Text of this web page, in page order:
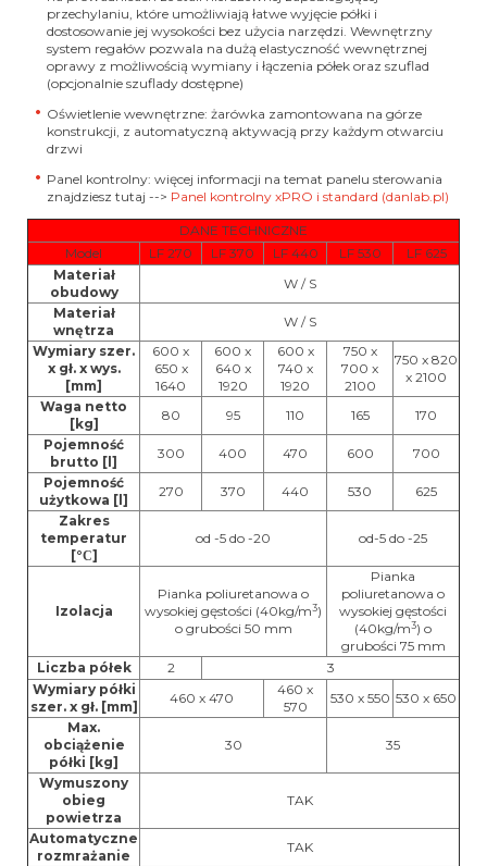
przechylaniu, które umożliwiają łatwe wyjęcie półki i
dostosowanie jej wysokości bez użycia narzędzi. Wewnętrzny
system regałów pozwala na dużą elastyczność wewnętrznej
oprawy z możliwością wymiany i łączenia półek oraz szuflad
(opcjonalnie szuflady dostępne)
Oświetlenie wewnętrzne: żarówka zamontowana na górze
konstrukcji, z automatyczną aktywacją przy każdym otwarciu
drzwi
Panel kontrolny: więcej informacji na temat panelu sterowania
znajdziesz tutaj --> Panel kontrolny xPRO i standard (danlab.pl)
DANE TECHNICZNE
Model
LF 270 LF 370 LF 440 LF 530
LF 625
Materiał
obudowy
W / S
Materiał
wnętrza
W / S
Wymiary szer.
x gł. x wys.
[mm]
600 x
650 x
1640
600 x
640 x
1920
600 x
740 x
1920
750 x
700 x
2100
750 x 820
x 2100
Waga netto
[kg]
80 95 110 165
170
Pojemność
brutto [l]
300 400 470 600
700
Pojemność
użytkowa [l]
270 370 440 530
625
Zakres
temperatur
[°C]
od -5 do -20 od-5 do -25
Izolacja
Pianka poliuretanowa o
wysokiej gęstości (40kg/m3)
o grubości 50 mm
Pianka
poliuretanowa o
wysokiej gęstości
(40kg/m3) o
grubości 75 mm
Liczba półek
2
3
Wymiary półki
szer. x gł. [mm]
460 x 470
460 x
570
530 x 550 530 x 650
Max.
obciążenie
półki [kg]
30 35
Wymuszony
obieg
powietrza
TAK
Automatyczne
rozmrażanie
TAK